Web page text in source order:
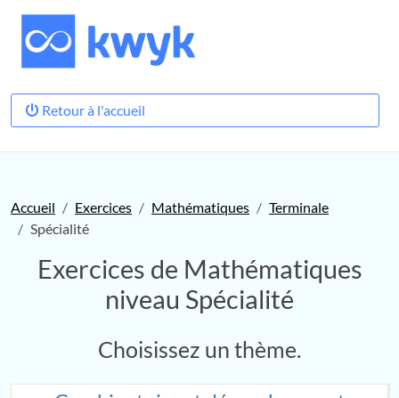
Retour à l'accueil
Accueil Exercices Mathématiques
Terminale
Spécialité
Exercices de Mathématiques
niveau Spécialité
Choisissez un thème.